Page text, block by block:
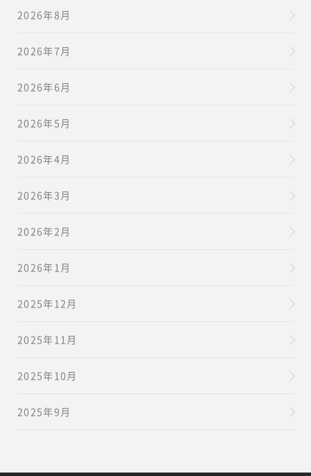
2026年8月
2026年7月
2026年6月
2026年5月
2026年4月
2026年3月
2026年2月
2026年1月
2025年12月
2025年11月
2025年10月
2025年9月